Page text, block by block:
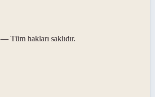
— Tüm hakları saklıdır.